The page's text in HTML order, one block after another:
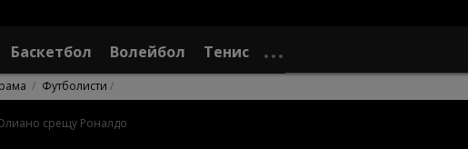
Баскетбол Волейбол Тенис
Футболисти
срещу Роналдо